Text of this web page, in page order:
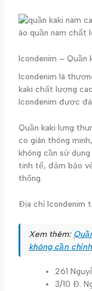
áo quần nam chất
Icondenim – Quần
Icondenim là
kaki chất lượng
Icondenim được
Quần kaki lưng
co giãn thông
không cần sử
tinh tế, đảm bảo
thống.
Địa chỉ Icondenim
Xem thêm:
không cần
261
3/10 Đ.